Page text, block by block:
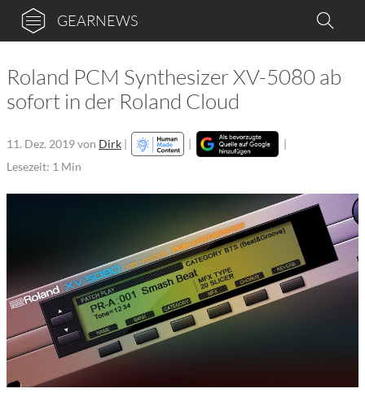
GEARNEWS
Roland PCM Synthesizer XV-5080 ab
sofort in der Roland Cloud
11. Dez. 2019von Dirk | |
|
Lesezeit: 1 Min